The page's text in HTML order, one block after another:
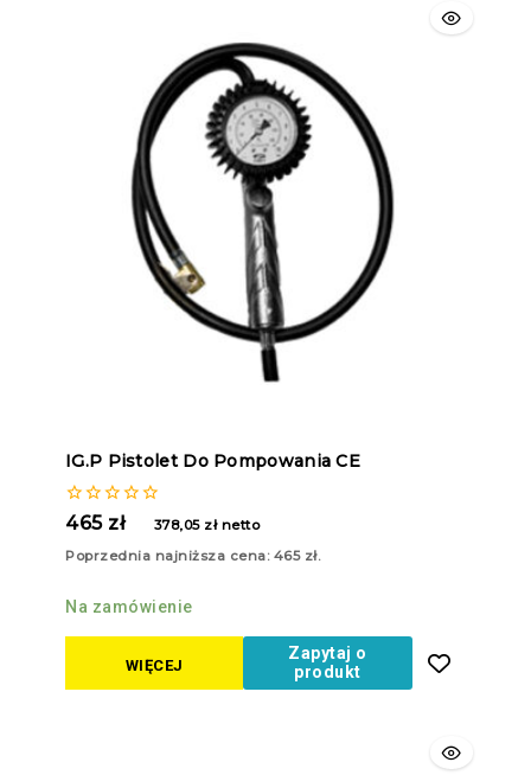
IG.P Pistolet Do Pompowania CE
0
5
465 zł 378,05 złnetto
Poprzednia najniższa cena: 465 zł.
Na zamówienie
WIĘCEJ
Zapytaj o
produkt